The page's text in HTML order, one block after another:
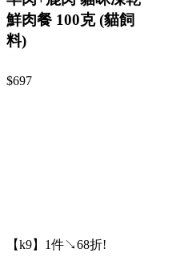
鮮肉餐 100克 (貓飼
料)
$697
【k9】1件↘68折!